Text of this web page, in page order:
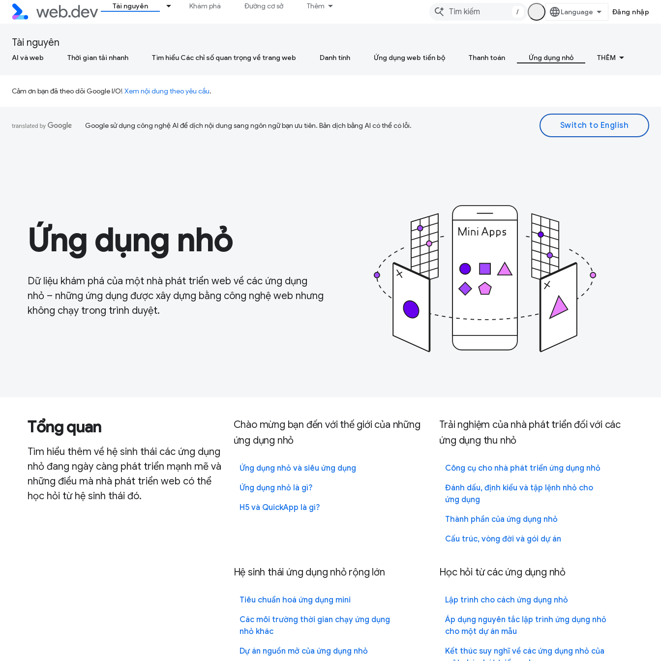
Tài nguyên Khám phá Đường cơ sở Thêm
/ Đăng nhập
Tài nguyên
AI và web Thời gian tải nhanh Tìm hiểu Các chỉ số quan trọng về trang web Danh tính Ứng dụng web tiến bộ Thanh toán Ứng dụng nhỏ THÊM
Cảm ơn bạn đã theo dõi Google I/O! Xem nội dung theo yêu cầu.
Google sử dụng công nghệ AI để dịch nội dung sang ngôn ngữ bạn ưu tiên. Bản dịch bằng AI có thể có lỗi.
Ứng dụng nhỏ
Dữ liệu khám phá của một nhà phát triển web về các ứng dụng
nhỏ – những ứng dụng được xây dựng bằng công nghệ web nhưng
không chạy trong trình duyệt.
Tổng quan
Tìm hiểu thêm về hệ sinh thái các ứng dụng
nhỏ đang ngày càng phát triển mạnh mẽ và
những điều mà nhà phát triển web có thể
học hỏi từ hệ sinh thái đó.
Chào mừng bạn đến với thế giới của những
ứng dụng nhỏ
Ứng dụng nhỏ và siêu ứng dụng
Ứng dụng nhỏ là gì?
H5 và QuickApp là gì?
Trải nghiệm của nhà phát triển đối với các
ứng dụng thu nhỏ
Công cụ cho nhà phát triển ứng dụng nhỏ
Đánh dấu, định kiểu và tập lệnh nhỏ cho
ứng dụng
Thành phần của ứng dụng nhỏ
Cấu trúc, vòng đời và gói dự án
Hệ sinh thái ứng dụng nhỏ rộng lớn
Tiêu chuẩn hoá ứng dụng mini
Các môi trường thời gian chạy ứng dụng
nhỏ khác
Dự án nguồn mở của ứng dụng nhỏ
Học hỏi từ các ứng dụng nhỏ
Lập trình cho cách ứng dụng nhỏ
Áp dụng nguyên tắc lập trình ứng dụng nhỏ
cho một dự án mẫu
Kết thúc suy nghĩ về các ứng dụng nhỏ của